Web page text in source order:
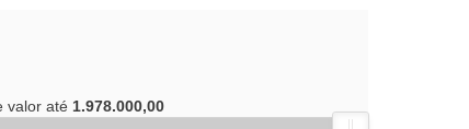
valor até 1.978.000,00